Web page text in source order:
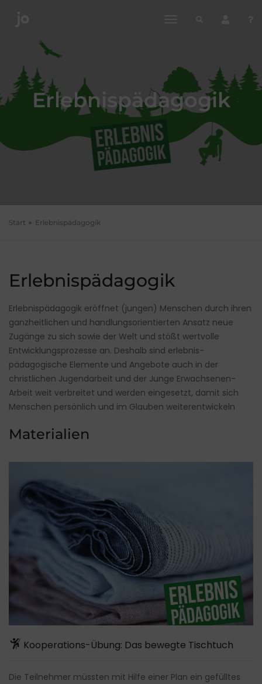
Erlebnispädagogik
Start Erlebnispädagogik
Erlebnispädagogik
Erlebnispädagogik eröffnet (jungen) Menschen durch ihren
ganzheitlichen und handlungs­orientierten Ansatz neue
Zugänge zu sich sowie der Welt und stößt wertvolle
Entwicklungsprozesse an. Deshalb sind erlebnis­
pädagogische Elemente und Angebote auch in der
christlichen Jugendarbeit und der Junge Erwachsenen-
Arbeit weit verbreitet und werden eingesetzt, damit sich
Menschen persönlich und im Glauben weiterentwickeln
Materialien
Kooperations-Übung: Das bewegte Tischtuch
Die Teilnehmer müssten mit Hilfe einer Plan ein gefülltes